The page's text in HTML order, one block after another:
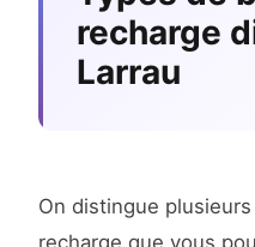
recharge
Larrau
On distingue